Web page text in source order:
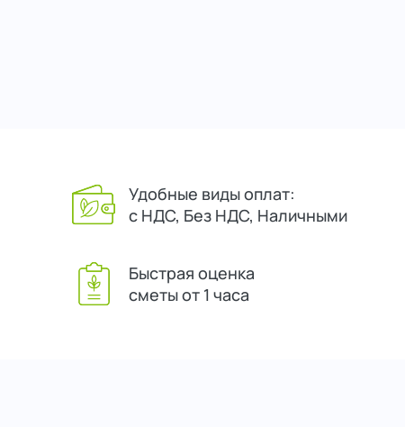
Удобные виды оплат:
с НДС, Без НДС, Наличными
Быстрая оценка
сметы от 1 часа